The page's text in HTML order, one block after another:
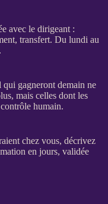
avec le dirigeant :
transfert. Du lundi au
gagneront demain ne
mais celles dont les
humain.
chez vous, décrivez
en jours, validée